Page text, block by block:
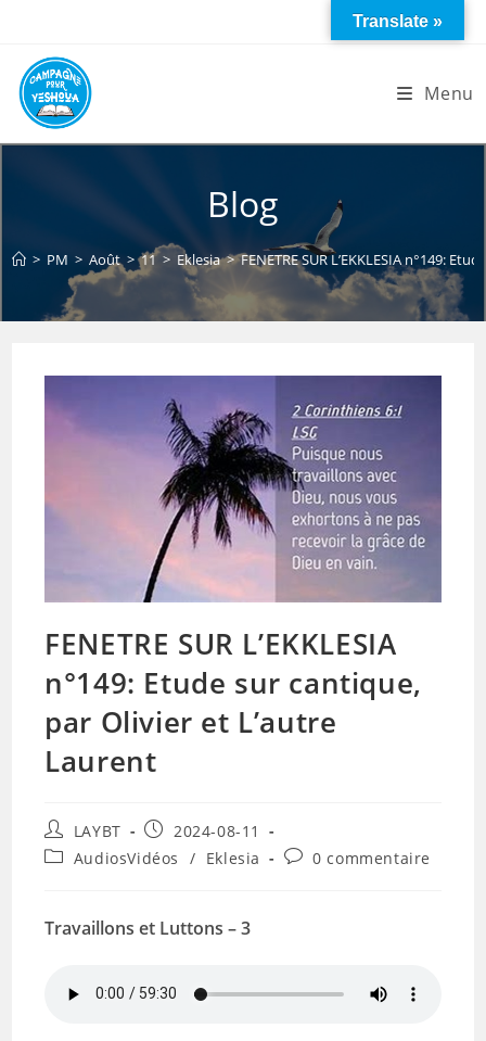
content
Menu
Blog
> PM > Août > 11 > Eklesia > FENETRE SUR L’EKKLESIA n°149:
FENETRE SUR L’EKKLESIA
n°149: Etude sur cantique,
par Olivier et L’autre
Laurent
Auteur/autrice
de
la
LAYBT
Publication
publiée :
2024-08-11
PostAudiosVidéos / Eklesia
Commentaires
0 commentaire
Travaillons et Luttons – 3
Translate »